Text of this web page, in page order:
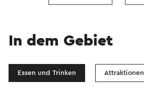
In dem Gebiet
Essen und Trinken Attraktionen